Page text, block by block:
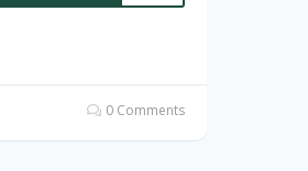
0 Comments